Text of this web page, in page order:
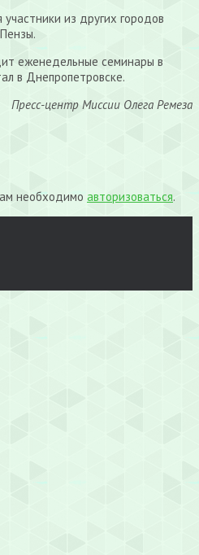
из других городов
еженедельные семинары в
в Днепропетровске.
Пресс-центр Миссии Олега Ремеза
необходимо авторизоваться.